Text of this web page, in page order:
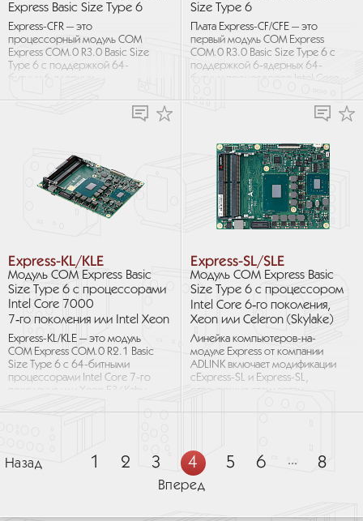
Express Basic Size Type 6
Express-CFR — это
процессорный модуль COM
Express COM.0 R3.0 Basic Size
Type 6 с поддержкой 64-
битных 6-ядерных
поколения и Xeon (Coffeelake
Size Type 6
Плата Express-CF/CFE — это
первый модуль COM Express
COM.0 R3.0 Basic Size Type 6 с
поддержкой 6‑ядерных 64-
битных процессоров Intel Core
(Coffeelake-H)...
Express-KL/KLE
Модуль COM Express Basic
Size Type 6 с процессорами
Intel Core 7000
7‑го поколения или Intel Xeon
Express-KL/KLE — это модуль
COM Express COM.0 R2.1 Basic
Size Type 6 с 64-битными
процессорами Intel Core 7-го
поколения или Xeon E3 (Kaby
Express-SL/SLE
Модуль COM Express Basic
Size Type 6 с процессором
Intel Core 6‑го поколения,
Xeon или Celeron (Skylake)
Линейка компьютеров-на-
модуле Express от компании
ADLINK включает модификации
cExpress-SL и Express-SL,
Назад 1 2 3 4 5 6 ... 8
Вперед